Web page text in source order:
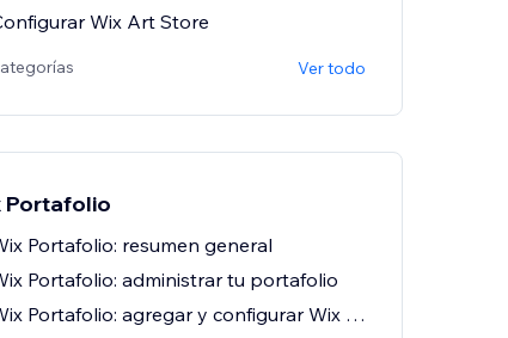
Wix Art Store
Ver todo
Portafolio
Portafolio: resumen general
Portafolio: administrar tu portafolio
Wix Portafolio: agregar y configurar Wix Portafolio